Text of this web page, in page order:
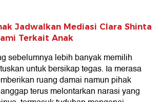
Jadwalkan Mediasi Clara Shinta
Terkait Anak
sebelumnya lebih banyak memilih
untuk bersikap tegas. Ia merasa
ruang damai namun pihak
terus melontarkan narasi yang